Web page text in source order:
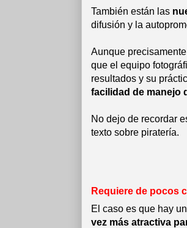
También están las
difusión y la
Aunque
que el equipo
resultados y su
facilidad de manejo
No dejo de recordar
texto sobre piratería.
Requiere de pocos
El caso es que hay
vez más atractiva